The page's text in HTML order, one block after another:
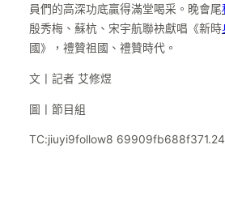
員們的高深功底贏得滿堂喝采。晚會尾
殷秀梅、蘇杭、宋宇航聯袂獻唱《新時
國》，禮贊祖國、禮贊時代。
文丨記者 艾修煜
圖丨節目組
TC:jiuyi9follow8